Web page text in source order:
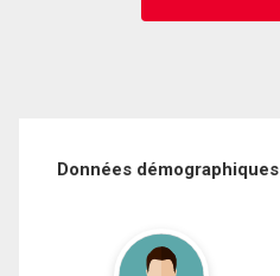
Données démographiques